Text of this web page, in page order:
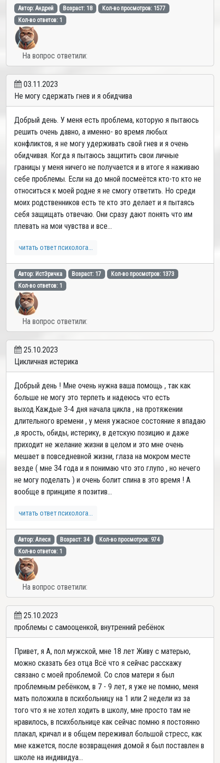
Автор: Андрей Возраст: 18
Кол-во просмотров: 1577
Кол-во ответов: 1
На вопрос ответили:
03.11.2023
Не могу сдержать гнев и я обидчива
Добрый день. У меня есть проблема, которую я пытаюсь
решить очень давно, а именно- во время любых
конфликтов, я не могу удерживать свой гнев и я очень
обидчивая. Когда я пытаюсь защитить свои личные
границы у меня ничего не получается и в итоге я наживаю
себе проблемы. Если на до мной посмеётся кто-то кто не
относиться к моей родне я не смогу ответить. Но среди
моих родственников есть те кто это делает и я пытаясь
себя защищать отвечаю. Они сразу дают понять что им
плевать на мои чувства и все...
читать ответ психолога...
Автор: ИстЭричка Возраст: 17
Кол-во просмотров: 1373
Кол-во ответов: 1
На вопрос ответили:
25.10.2023
Цикличная истерика
Добрый день ! Мне очень нужна ваша помощь , так как
больше не могу это терпеть и надеюсь что есть
выход.Каждые 3-4 дня начала цикла , на протяжении
длительного времени , у меня ужасное состояние я впадаю
,в ярость, обиды, истерику, в детскую позицию и даже
приходит не желание жизни в целом и это мне очень
мешает в повседневной жизни, глаза на мокром месте
везде ( мне 34 года и я понимаю что это глупо , но нечего
не могу поделать ) и очень болит спина в это время ! А
вообще в принципе я позитив...
читать ответ психолога...
Автор: Алеся Возраст: 34
Кол-во просмотров: 974
Кол-во ответов: 1
На вопрос ответили:
25.10.2023
проблемы с самооценкой, внутренний ребёнок
Привет, я А, пол мужской, мне 18 лет Живу с матерью,
можно сказать без отца Всё что я сейчас расскажу
связано с моей проблемой. Со слов матери я был
проблемным ребёнком, в 7 - 9 лет, я уже не помню, меня
мать положила в психбольницу на 1 или 2 недели из за
того что я не хотел ходить в школу, мне просто там не
нравилось, в психбольнице как сейчас помню я постоянно
плакал, кричал и в общем переживал большой стресс, как
мне кажется, после возвращения домой я был поставлен в
школе на индивидуа...